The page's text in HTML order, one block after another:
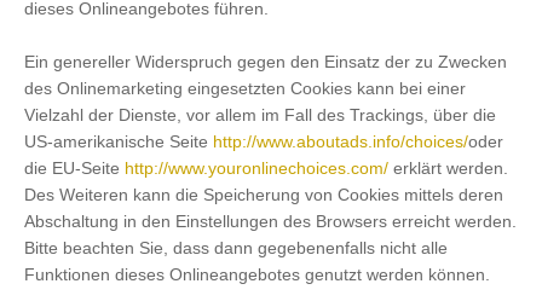
dieses Onlineangebotes führen.
Ein genereller Widerspruch gegen den Einsatz der zu Zwecken
des Onlinemarketing eingesetzten Cookies kann bei einer
Vielzahl der Dienste, vor allem im Fall des Trackings, über die
US-amerikanische Seite http://www.aboutads.info/choices/oder
die EU-Seite http://www.youronlinechoices.com/ erklärt werden.
Des Weiteren kann die Speicherung von Cookies mittels deren
Abschaltung in den Einstellungen des Browsers erreicht werden.
Bitte beachten Sie, dass dann gegebenenfalls nicht alle
Funktionen dieses Onlineangebotes genutzt werden können.